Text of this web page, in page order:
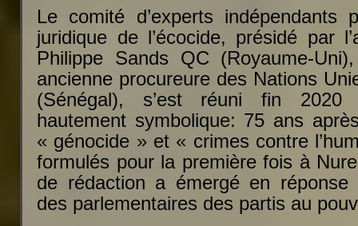
Le comité d’experts indépendants
juridique de l’écocide, présidé par
Philippe Sands QC (Royaume-
ancienne procureure des Nations
(Sénégal), s’est réuni fin
hautement symbolique: 75 ans
« génocide » et « crimes contre
formulés pour la première fois à
de rédaction a émergé en réponse
des parlementaires des partis au